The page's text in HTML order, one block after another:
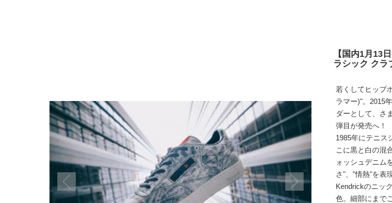
【国内1月13
ラシック クラ
若くしてヒップ
ラマー)"。2015
ダーとして、さ
弾目が発売へ！
1985年にテニス
こに黒と白の混
ォッシュデニム
さ"、"情熱"を表
Kendrickのニッ
色。細部にまで